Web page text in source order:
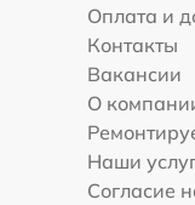
Оплата и
Контакты
Вакансии
О
Наши
Согласие